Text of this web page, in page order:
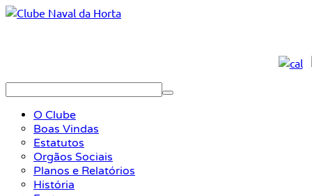
O Clube
Boas Vindas
Estatutos
Orgãos Sociais
Planos e Relatórios
História